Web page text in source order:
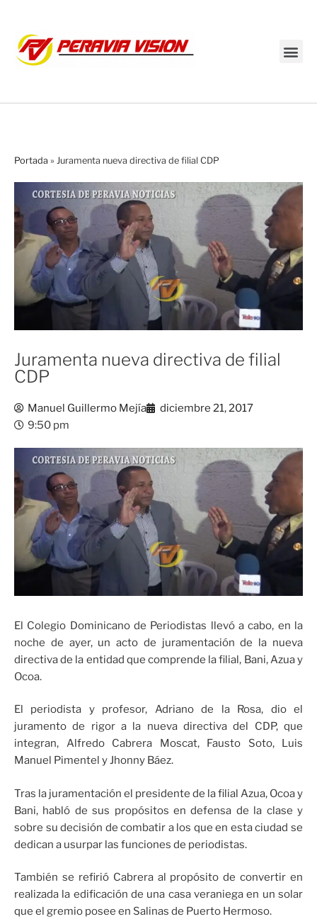
Portada » Juramenta nueva directiva de filial CDP
Juramenta nueva directiva de filial
CDP
Manuel Guillermo Mejía
diciembre 21, 2017
9:50 pm
El Colegio Dominicano de Periodistas llevó a cabo, en la
noche de ayer, un acto de juramentación de la nueva
directiva de la entidad que comprende la filial, Bani, Azua y
Ocoa.
El periodista y profesor, Adriano de la Rosa, dio el
juramento de rigor a la nueva directiva del CDP, que
integran, Alfredo Cabrera Moscat, Fausto Soto, Luis
Manuel Pimentel y Jhonny Báez.
Tras la juramentación el presidente de la filial Azua, Ocoa y
Bani, habló de sus propósitos en defensa de la clase y
sobre su decisión de combatir a los que en esta ciudad se
dedican a usurpar las funciones de periodistas.
También se refirió Cabrera al propósito de convertir en
realizada la edificación de una casa veraniega en un solar
que el gremio posee en Salinas de Puerto Hermoso.